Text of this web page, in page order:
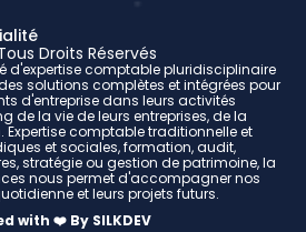
Droits Réservés
d'expertise comptable pluridisciplinaire
solutions complètes et intégrées pour
d'entreprise dans leurs activités
de la vie de leurs entreprises, de la
comptable traditionnelle et
et sociales, formation, audit,
stratégie ou gestion de patrimoine, la
nous permet d'accompagner nos
et leurs projets futurs.
with ❤️ By SILKDEV